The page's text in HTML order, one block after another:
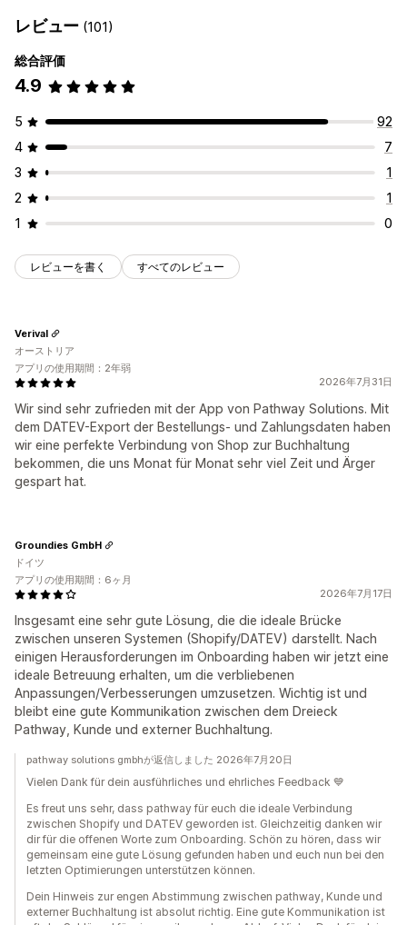
レビュー (101)
総合評価
4.9
5
92
4
7
3
1
2
1
1
0
レビューを書く すべてのレビュー
2026年7月31日
Wir sind sehr zufrieden mit der App von Pathway Solutions. Mit
dem DATEV-Export der Bestellungs- und Zahlungsdaten haben
wir eine perfekte Verbindung von Shop zur Buchhaltung
bekommen, die uns Monat für Monat sehr viel Zeit und Ärger
gespart hat.
Verival
オーストリア
アプリの使用期間：2年弱
2026年7月17日
Insgesamt eine sehr gute Lösung, die die ideale Brücke
zwischen unseren Systemen (Shopify/DATEV) darstellt. Nach
einigen Herausforderungen im Onboarding haben wir jetzt eine
ideale Betreuung erhalten, um die verbliebenen
Anpassungen/Verbesserungen umzusetzen. Wichtig ist und
bleibt eine gute Kommunikation zwischen dem Dreieck
Pathway, Kunde und externer Buchhaltung.
Groundies GmbH
ドイツ
アプリの使用期間：6ヶ月
pathway solutions gmbhが返信しました 2026年7月20日
Vielen Dank für dein ausführliches und ehrliches Feedback 💙
Es freut uns sehr, dass pathway für euch die ideale Verbindung
zwischen Shopify und DATEV geworden ist. Gleichzeitig danken wir
dir für die offenen Worte zum Onboarding. Schön zu hören, dass wir
gemeinsam eine gute Lösung gefunden haben und euch nun bei den
letzten Optimierungen unterstützen können.
Dein Hinweis zur engen Abstimmung zwischen pathway, Kunde und
externer Buchhaltung ist absolut richtig. Eine gute Kommunikation ist